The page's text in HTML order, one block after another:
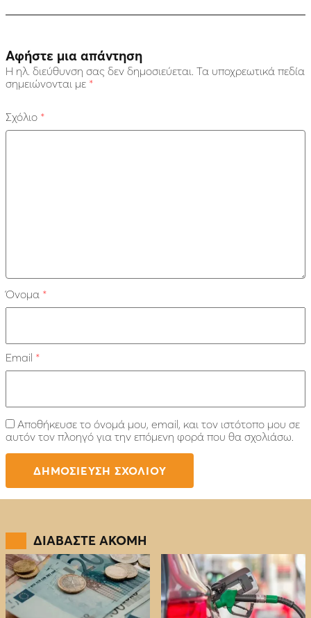
Αφήστε μια απάντηση
Η ηλ. διεύθυνση σας δεν δημοσιεύεται. Τα υποχρεωτικά πεδία
σημειώνονται με *
Σχόλιο *
Όνομα *
Email *
Αποθήκευσε το όνομά μου, email, και τον ιστότοπο μου σε
αυτόν τον πλοηγό για την επόμενη φορά που θα σχολιάσω.
ΔΙΑΒΑΣΤΕ ΑΚΟΜΗ